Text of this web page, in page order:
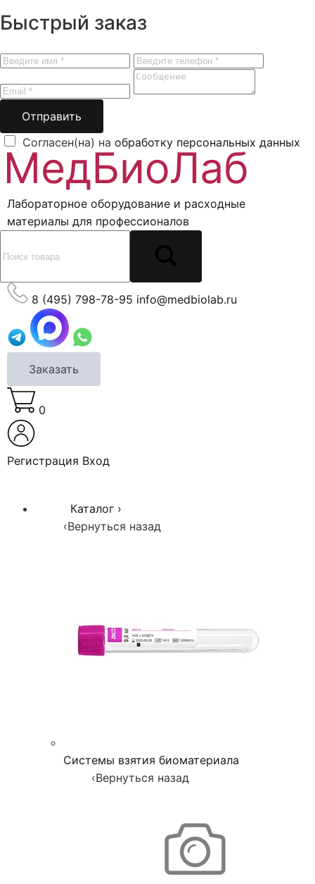
Быстрый заказ
Отправить
Согласен(на) на обработку персональных данных
Лабораторное оборудование и расходные
материалы для профессионалов
8 (495) 798-78-95 info@medbiolab.ru
Заказать
0
Регистрация Вход
Каталог ›
‹Вернуться назад
Системы взятия биоматериала
‹Вернуться назад